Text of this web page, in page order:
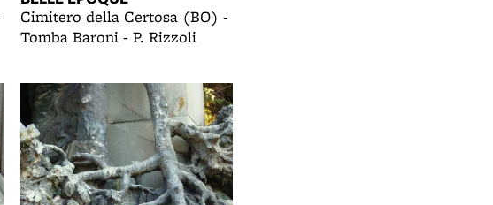
Cimitero della Certosa (BO) -
Tomba Baroni - P. Rizzoli